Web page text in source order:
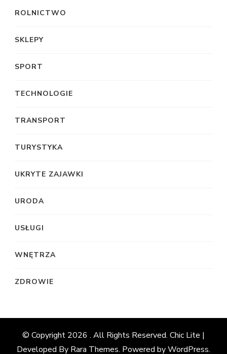
ROLNICTWO
SKLEPY
SPORT
TECHNOLOGIE
TRANSPORT
TURYSTYKA
UKRYTE ZAJAWKI
URODA
USŁUGI
WNĘTRZA
ZDROWIE
© Copyright 2026 . All Rights Reserved. Chic Lite |
Developed By Rara Themes. Powered byWordPress.